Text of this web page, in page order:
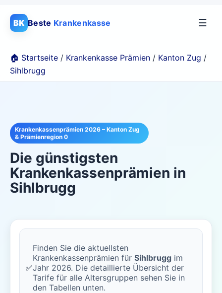
BK Beste Krankenkasse ☰
🏠 Startseite / Krankenkasse Prämien / Kanton Zug /
Sihlbrugg
Krankenkassenprämien 2026 – Kanton Zug
& Prämienregion 0
Die günstigsten
Krankenkassenprämien in
Sihlbrugg
✅
Finden Sie die aktuellsten
Krankenkassenprämien für Sihlbrugg im
Jahr 2026. Die detaillierte Übersicht der
Tarife für alle Altersgruppen sehen Sie in
den Tabellen unten.